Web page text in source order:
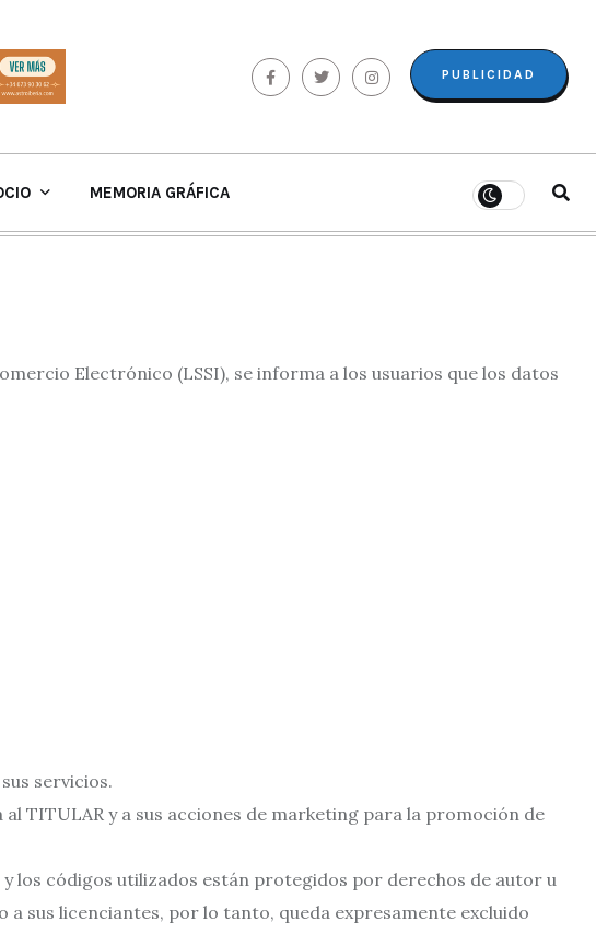
PUBLICIDAD
MEMORIA GRÁFICA
Electrónico (LSSI), se informa a los usuarios que los datos
servicios.
TITULAR y a sus acciones de marketing para la promoción de
los códigos utilizados están protegidos por derechos de autor u
sus licenciantes, por lo tanto, queda expresamente excluido